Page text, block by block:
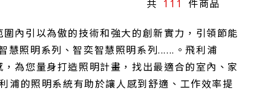
111
內引以為傲的技術和強大的創新實力，引領節能
照明系列、智奕智慧照明系列......。飛利浦
為您量身打造照明計畫，找出最適合的室內、家
浦的照明系統有助於讓人感到舒適、工作效率提